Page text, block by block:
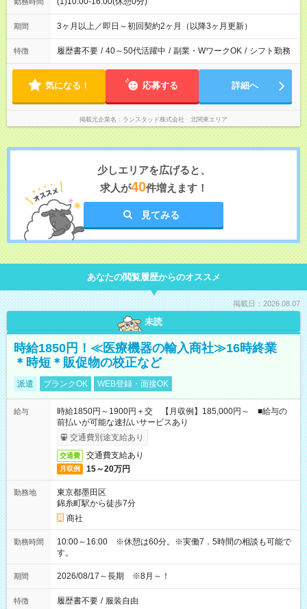
期間 3ヶ月以上／即日～初回契約2ヶ月（以降3ヶ月更新）
特徴 履歴書不要 / 40～50代活躍中 / 副業・WワークOK / シフト勤務
気になる！ 応募する 詳細へ
掲載元企業名 ランスタッド株式会社 北関東エリア
少しエリアを広げると、
求人が40件増えます！
見てみる
あなたの閲覧履歴からのオススメ
掲載日：2026.08.07
未読
時給1850円！≪医療機器の輸入商社≫16時終業
＊時短＊販促物の校正など
派遣 ブランクOK WEB登録・面接OK
給与
時給1850円～1900円＋交 【月収例】185,000円～ ■給与の
前払いが可能な速払いサービスあり
交通費別途支給あり
交通費 交通費支給あり
月収例 15～20万円
勤務地
東京都墨田区
錦糸町駅から徒歩7分
商社
勤務時間
10:00～16:00 ※休憩は60分。※実働7．5時間の相談も可能で
す。
期間 2026/08/17～長期 ※8月～！
特徴 履歴書不要 / 服装自由